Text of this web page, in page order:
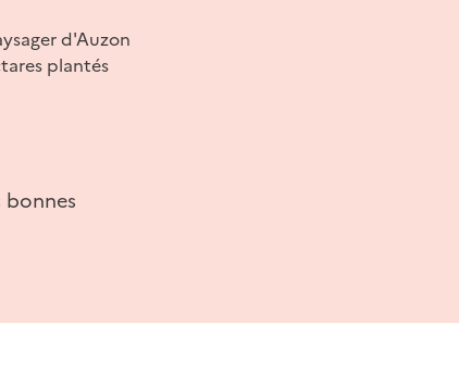
d'Auzon
plantés